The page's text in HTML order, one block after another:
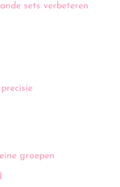
sets verbeteren
groepen